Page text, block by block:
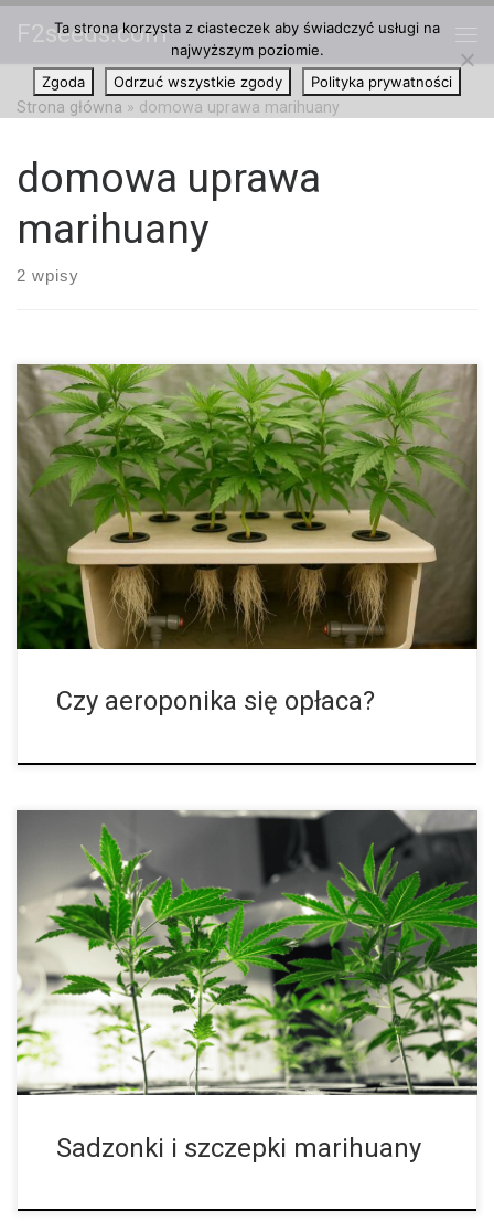
Przejdź do treści
F2seeds.com
Strona główna » domowa uprawa marihuany
domowa uprawa
marihuany
2 wpisy
Kompletny przewodnik po aeroponice: jak chronić uprawę przed
awariami, patogenami i utratą plonów Aeroponika jest dziś jedną
z najbardziej obiecujących technologii upraw bezglebowych,
ponieważ pozwala w pełni kontrolować środowisko korzeniowe
i maksymalizować tempo wzrostu roślin. W przeciwieństwie do
metod opartych na podłożu lub zalewaniu korzeni roztworem,
tutaj strefa korzeniowa jest całkowicie odsłonięta, a roślina
otrzymuje ultrafinezyjną mgłę bogatą w składniki mineralne. Ten
sposób nawadniania gwarantuje wysoki poziom tlenu i ciągłe […]
Czy aeroponika się opłaca?
Szczepki to najlepszy sposób dla domowych hodowców na
utrzymanie ulubionej genetyki i kontynuowanie uprawy określonej
odmiany. Sadzonki sprawdzą się także w przypadku, gdy
planujesz uprawę dużej ilości roślin. Hormony znajdujące się w
korzeniach odgrywają kluczową rolę w tym procesie, wiesz
dlaczego? Szczepki to dobry wybór dla wszystkich rodzajów
hodowców, od nowicjuszy po ekspertów uprawiających
cannabis od dekad. Postawienie na sadzonki to win-win z wielu
powodów. Aby odnieść sukces w tej […]
Sadzonki i szczepki marihuany
Ta strona korzysta z ciasteczek aby świadczyć usługi na
najwyższym poziomie.
Zgoda
Odrzuć wszystkie zgody Polityka prywatności